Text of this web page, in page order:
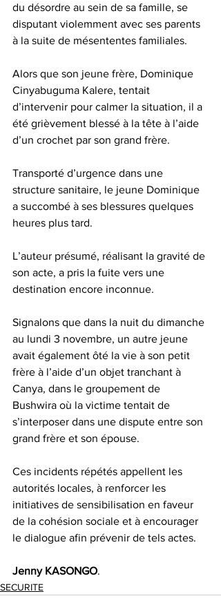
du désordre au sein de sa famille, se
disputant violemment avec ses parents
à la suite de mésententes familiales.
Alors que son jeune frère, Dominique
Cinyabuguma Kalere, tentait
d’intervenir pour calmer la situation, il a
été grièvement blessé à la tête à l’aide
d’un crochet par son grand frère.
Transporté d’urgence dans une
structure sanitaire, le jeune Dominique
a succombé à ses blessures quelques
heures plus tard.
L’auteur présumé, réalisant la gravité de
son acte, a pris la fuite vers une
destination encore inconnue.
Signalons que dans la nuit du dimanche
au lundi 3 novembre, un autre jeune
avait également ôté la vie à son petit
frère à l’aide d’un objet tranchant à
Canya, dans le groupement de
Bushwira où la victime tentait de
s’interposer dans une dispute entre son
grand frère et son épouse.
Ces incidents répétés appellent les
autorités locales, à renforcer les
initiatives de sensibilisation en faveur
de la cohésion sociale et à encourager
le dialogue afin prévenir de tels actes.
Jenny KASONGO.
SECURITE